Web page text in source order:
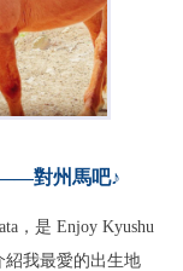
——對州馬吧♪
是 Enjoy Kyushu
紹我最愛的出生地